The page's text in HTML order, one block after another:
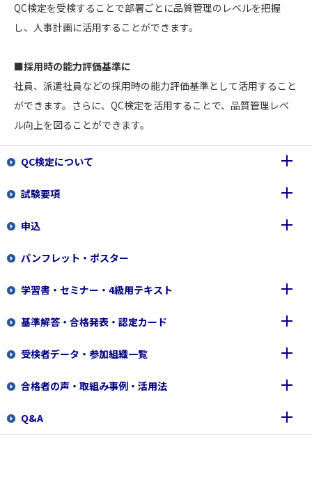
QC検定を受検することで部署ごとに品質管理のレベルを把握
し、人事計画に活用することができます。
■採用時の能力評価基準に
社員、派遣社員などの採用時の能力評価基準として活用すること
ができます。さらに、QC検定を活用することで、品質管理レベ
ル向上を図ることができます。
QC検定について
品質管理検定(QC検定)とは
認定団体、協賛団体のご紹介
運営方針
登録商標（QC検定ロゴマーク等
３級・４級のコンピュータ試験(ＣＢＴ)への変更について
試験要項
各級のレベルと内容
合格基準
各級の問題例
申込
1級・2級（筆記試験）
3級・4級（CBT試験）
パンフレット・ポスター
学習書・セミナー・4級用テキスト
QC検定図書一覧
日本規格協会 主催セミナー
日科技連 主催セミナー
4級用テキスト
基準解答・合格発表・認定カード
基準解答
合格発表
認定カード
受検者データ・参加組織一覧
1～2級成績上位者公表
受検者データ、学校申込データ
合格者の声・取組み事例・活用法
合格者の声
Q&A